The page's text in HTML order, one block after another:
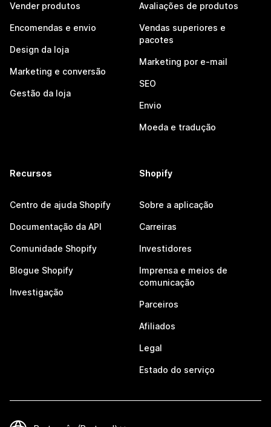
Vender produtos
Encomendas e envio
Design da loja
Marketing e conversão
Gestão da loja
Avaliações de produtos
Vendas superiores e
pacotes
Marketing por e-mail
SEO
Envio
Moeda e tradução
Recursos
Centro de ajuda Shopify
Documentação da API
Comunidade Shopify
Blogue Shopify
Investigação
Shopify
Sobre a aplicação
Carreiras
Investidores
Imprensa e meios de
comunicação
Parceiros
Afiliados
Legal
Estado do serviço